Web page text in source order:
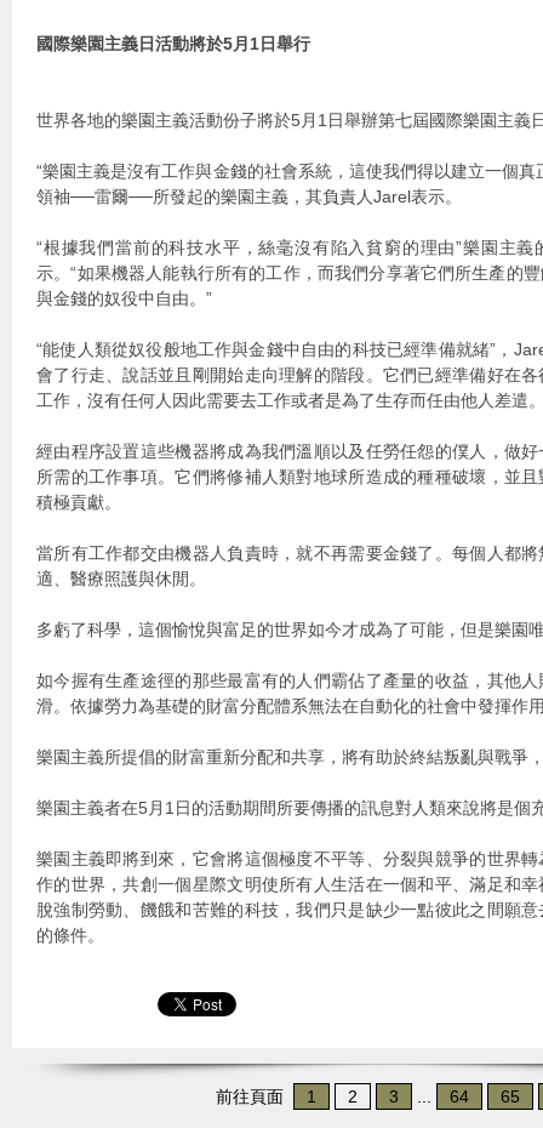
國際樂園主義日活動將於5月1日舉行
世界各地的樂園主義活動份子將於5月1日舉辦第七屆國際樂園主義
“樂園主義是沒有工作與金錢的社會系統，這使我們得以建立一個
領袖──雷爾──所發起的樂園主義，其負責人Jarel表示。
“根據我們當前的科技水平，絲毫沒有陷入貧窮的理由”樂園主
示。“如果機器人能執行所有的工作，而我們分享著它們所生產的
與金錢的奴役中自由。”
“能使人類從奴役般地工作與金錢中自由的科技已經準備就緒”，
會了行走、說話並且剛開始走向理解的階段。它們已經準備好在
工作，沒有任何人因此需要去工作或者是為了生存而任由他人差遣
經由程序設置這些機器將成為我們溫順以及任勞任怨的僕人，做
所需的工作事項。它們將修補人類對地球所造成的種種破壞，並
積極貢獻。
當所有工作都交由機器人負責時，就不再需要金錢了。每個人都
適、醫療照護與休閒。
多虧了科學，這個愉悅與富足的世界如今才成為了可能，但是樂園
如今握有生產途徑的那些最富有的人們霸佔了產量的收益，其他
滑。依據勞力為基礎的財富分配體系無法在自動化的社會中發揮作
樂園主義所提倡的財富重新分配和共享，將有助於終結叛亂與戰爭
樂園主義者在5月1日的活動期間所要傳播的訊息對人類來說將是個
樂園主義即將到來，它會將這個極度不平等、分裂與競爭的世界
作的世界，共創一個星際文明使所有人生活在一個和平、滿足和
脫強制勞動、饑餓和苦難的科技，我們只是缺少一點彼此之間願
的條件。
前往頁面 1 2 3 64 65